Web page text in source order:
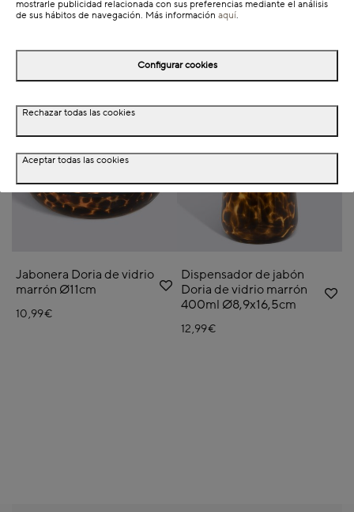
Completa tu look
Jabonera Doria de vidrio
marrón Ø11cm
10,99€
Dispensador de jabón
Doria de vidrio marrón
400ml Ø8,9x16,5cm
12,99€
mostrarle publicidad relacionada con sus preferencias mediante el análisis
de sus hábitos de navegación. Más información aquí.
Configurar cookies
Rechazar todas las cookies
Aceptar todas las cookies